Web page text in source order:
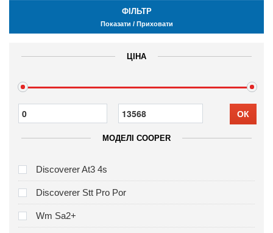
ФІЛЬТР
Показати / Приховати
ЦІНА
ОК
МОДЕЛІ COOPER
Discoverer At3 4s
Discoverer Stt Pro Por
Wm Sa2+